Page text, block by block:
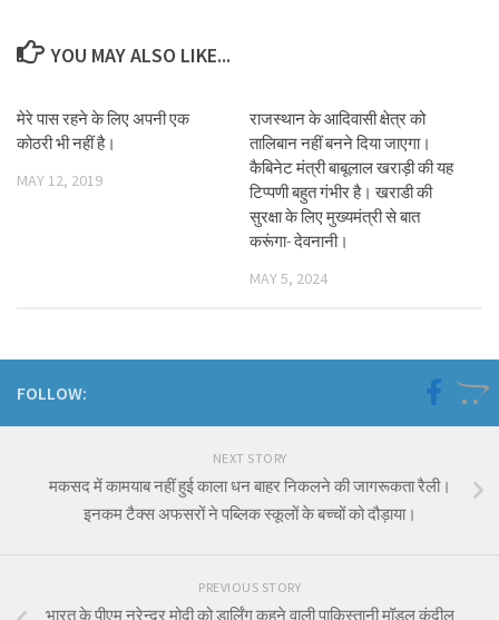
YOU MAY ALSO LIKE...
मेरे पास रहने के लिए अपनी एक
कोठरी भी नहीं है।
MAY 12, 2019
राजस्थान के आदिवासी क्षेत्र को
तालिबान नहीं बनने दिया जाएगा।
कैबिनेट मंत्री बाबूलाल खराड़ी की यह
टिप्पणी बहुत गंभीर है। खराडी की
सुरक्षा के लिए मुख्यमंत्री से बात
करूंगा- देवनानी।
MAY 5, 2024
FOLLOW:
NEXT STORY
मकसद में कामयाब नहीं हुई काला धन बाहर निकलने की जागरूकता रैली।
इनकम टैक्स अफसरों ने पब्लिक स्कूलों के बच्चों को दौड़ाया।
PREVIOUS STORY
भारत के पीएम नरेन्द्र मोदी को डार्लिंग कहने वाली पाकिस्तानी मॉडल कंदील